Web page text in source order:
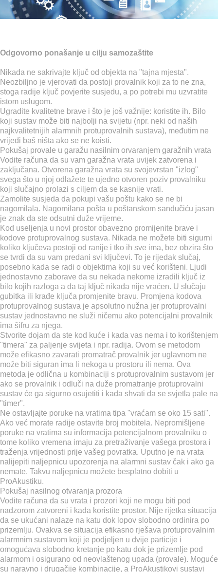
Odgovorno ponašanje u cilju samozaštite
Nikada ne sakrivajte ključ od objekta na "tajna mjesta".
Neozbiljno je vjerovati da postoji provalnik koji za to ne zna,
stoga radije ključ povjerite susjedu, a po potrebi mu uzvratite
istom uslugom.
Ugradite kvalitetne brave i što je još važnije: koristite ih. Bilo
koji sustav može biti najbolji na svijetu (npr. neki od naših
najkvalitetnijih alarmnih protuprovalnih sustava), međutim ne
vrijedi baš ništa ako se ne koisti.
Pokušaj provale u garažu nasilnim orvaranjem garažnih vrata
Vodite računa da su vam garažna vrata uvijek zatvorena i
zaključana. Otvorena garažna vrata su svojevrstan "izlog"
svega što u njoj odlažete te ujedno otvoren poziv provalniku
koji slučajno prolazi s ciljem da se kasnije vrati.
Zamolite susjeda da pokupi vašu poštu kako se ne bi
nagomilala. Nagomilana pošta u poštanskom sandučiću jasan
je znak da ste odsutni duže vrijeme.
Kod useljenja u novi prostor obavezno promijenite brave i
kodove protuprovalnog sustava. Nikada ne možete biti sigurni
koliko ključeva postoji od ranije i tko ih sve ima, bez obzira što
se tvrdi da su vam predani svi ključevi. To je rijedak slučaj,
posebno kada se radi o objektima koji su već korišteni. Ljudi
jednostavno zaborave da su nekada nekome izradili ključ iz
bilo kojih razloga a da taj ključ nikada nije vraćen. U slučaju
gubitka ili krađe ključa promjenite bravu. Promjena kodova
protuprovalnog sustava je apsolutno nužna jer protuprovalni
sustav jednostavno ne služi ničemu ako potencijalni provalnik
ima šifru za njega.
Stvorite dojam da ste kod kuće i kada vas nema i to korištenjem
"timera" za paljenje svijeta i npr. radija. Ovom se metodom
može efikasno zavarati promatrač provalnik jer uglavnom ne
može biti siguran ima li nekoga u prostoru ili nema. Ova
metoda je odlična u kombinaciji s protuprovalnim sustavom jer
ako se provalnik i odluči na duže promatranje protuprovalni
sustav će ga sigurno osujetiti i kada shvati da se svjetla pale na
"timer".
Ne ostavljajte poruke na vratima tipa "vraćam se oko 15 sati".
Ako već morate radije ostavite broj mobitela. Nepromišljene
poruke na vratima su informacija potencijalnom provalniku o
tome koliko vremena imaju za pretraživanje vašega prostora i
traženja vrijednosti prije vašeg povratka. Uputno je na vrata
nalijepiti naljepnicu upozorenja na alarmni sustav čak i ako ga
nemate. Takvu naljepnicu možete besplatno dobiti u
ProAkustiku.
Pokušaj nasilnog otvaranja prozora
Vodite računa da su vrata i prozori koji ne mogu biti pod
nadzorom zatvoreni i kada koristite prostor. Nije rijetka situacija
da se ukućani nalaze na katu dok lopov slobodno ordinira po
prizemlju. Ovakva se situacija efikasno rješava protuprovalnim
alarmnim sustavom koji je podjeljen u dvije particije i
omogućava slobodno kretanje po katu dok je prizemlje pod
alarmom i osigurano od neovlaštenog upada (provale). Moguće
su naravno i drugačije kombinacije, a ProAkustikovi sustavi